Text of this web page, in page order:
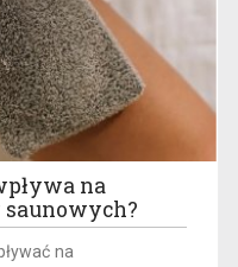
na
saunowych?
na